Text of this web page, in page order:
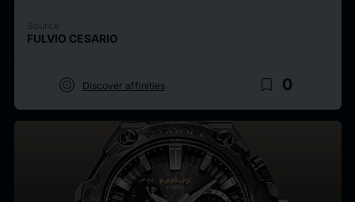
Source
FULVIO CESARIO
target Discover affinities bookmark_border 0